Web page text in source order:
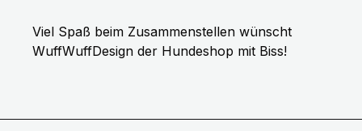
Viel Spaß beim Zusammenstellen wünscht
WuffWuffDesign der Hundeshop mit Biss!